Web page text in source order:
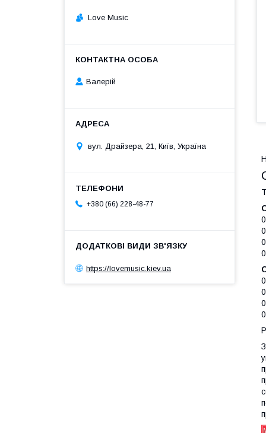
Love Music
Валерій
вул. Драйзера, 21, Київ, Україна
+380 (66) 228-48-77
https://lovemusic.kiev.ua